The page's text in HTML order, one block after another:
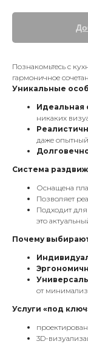
Познакомьтесь с
гармоничное
Уникальные
Идеальная
никаких
даже опытный
Система
Оснащена
Позволяет
Подходит
это
Почему
от
Услуги «под
3D-